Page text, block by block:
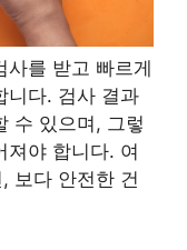
사를 받고 빠르게
니다. 검사 결과
수 있으며, 그렇
져야 합니다. 여
보다 안전한 건